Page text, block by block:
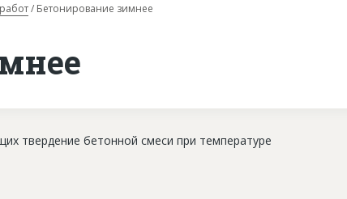
Бетонирование зимнее
твердение бетонной смеси при температуре